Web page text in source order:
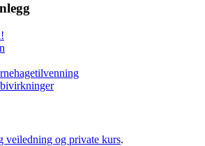
veiledning og private kurs.